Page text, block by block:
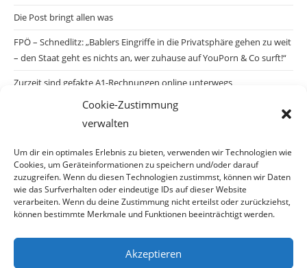
Cookie-Zustimmung
verwalten
Um dir ein optimales Erlebnis zu bieten, verwenden wir Technologien wie
Cookies, um Geräteinformationen zu speichern und/oder darauf
zuzugreifen. Wenn du diesen Technologien zustimmst, können wir Daten
wie das Surfverhalten oder eindeutige IDs auf dieser Website
verarbeiten. Wenn du deine Zustimmung nicht erteilst oder zurückziehst,
können bestimmte Merkmale und Funktionen beeinträchtigt werden.
Akzeptieren
Die Post bringt allen was
FPÖ – Schnedlitz: „Bablers Eingriffe in die Privatsphäre gehen zu weit
– den Staat geht es nichts an, wer zuhause auf YouPorn & Co surft!“
Zurzeit sind gefakte A1-Rechnungen online unterwegs
Salzburgs Juden und ihre Sicherheit: „Erst nach einem Anschlag wäre
die Gefahr endlich konkret!“
Biologisches Wunder in Ceuta
Ein vermeintliches Abschiebemärchen
Archiv